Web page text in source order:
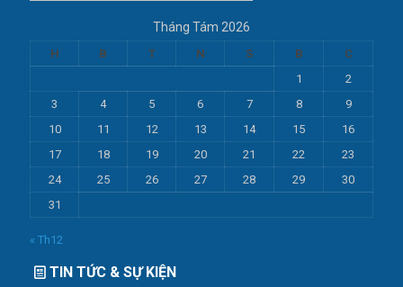
Tháng Tám 2026
H B T N S B
C
1
2
3
4 5 6 7 8
9
10
11 12 13 14 15
16
17
18 19 20 21 22
23
24
25 26 27 28 29
30
31
« Th12
TIN TỨC & SỰ KIỆN